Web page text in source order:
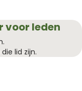
voor leden
lid zijn.